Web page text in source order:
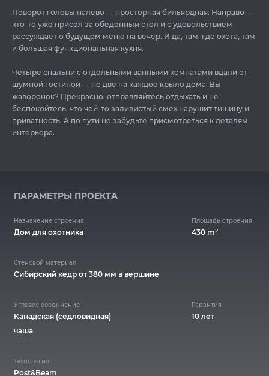
Поворот головы налево — просторная бильярдная. Направо —
кто-то уже присел за обеденный стол и с удовольствием
рассуждает о будущем меню на вечер. И да, там, где охота, там
и большая функциональная кухня.
Четыре спальни с отдельными ванными комнатами вдали от
шумной гостиной — по две на каждое крыло дома. Вы
жаворонок? Прекрасно, отправляйтесь отдыхать и не
беспокойтесь, что чей-то заливистый смех нарушит тишину и
приватность. А по пути не забудьте присмотреться к деталям
интерьера.
ПАРАМЕТРЫ ПРОЕКТА
Назначение строения
Дом для охотника
Площадь строения
430 m2
Стеновой материал
Cибирский кедр от 380 мм в вершине
Угловое соединение
Канадская (седловидная)
чаша
Гарантия
10 лет
Технология
Post&Beam